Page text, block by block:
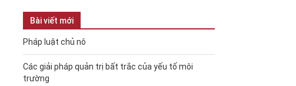
Bài viết mới
Pháp luật chủ nô
Các giải pháp quản trị bất trắc của yếu tố môi
trường